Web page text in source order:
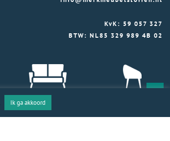
KvK: 59 057 327
BTW: NL85 329 989 4B 02
Ik ga akkoord